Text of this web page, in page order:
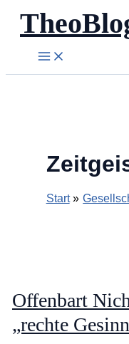
Zum
Inhalt
springen
Start
Offenbart
„rechte